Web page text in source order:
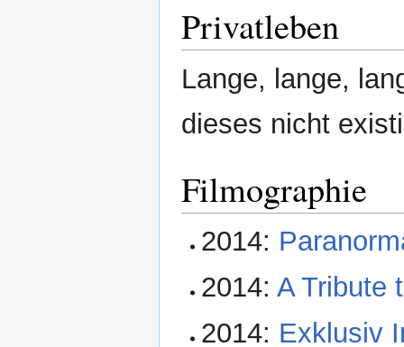
Privatleben
Lange, lange,
dieses nicht
Filmographie
2014:
2014:A Tribute
2014: Exklusiv